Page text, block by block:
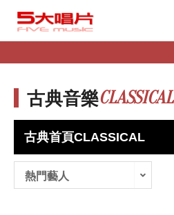
古典音樂CLASSICAL
古典首頁CLASSICAL
熱門藝人